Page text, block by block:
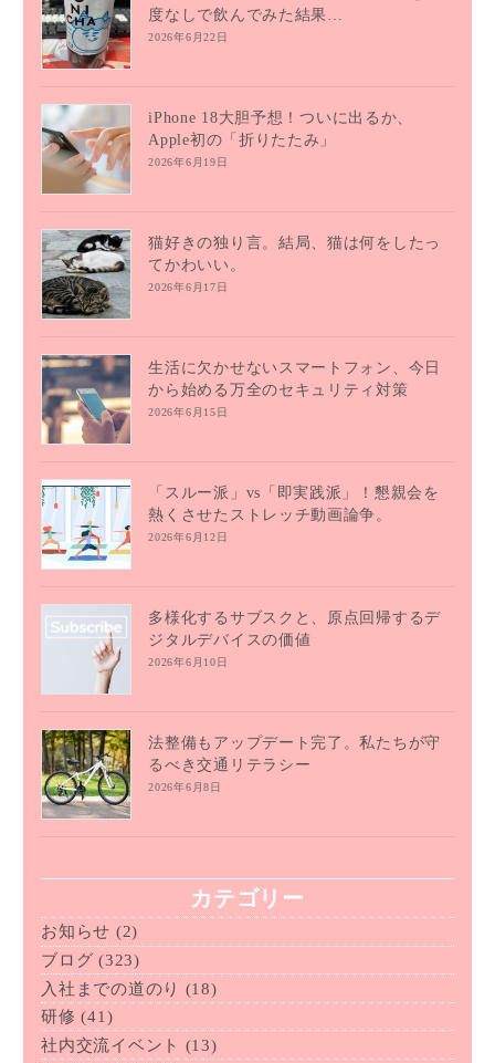
度なしで飲んでみた結果…
2026年6月22日
iPhone 18大胆予想！ついに出るか、
Apple初の「折りたたみ」
2026年6月19日
猫好きの独り言。結局、猫は何をしたっ
てかわいい。
2026年6月17日
生活に欠かせないスマートフォン、今日
から始める万全のセキュリティ対策
2026年6月15日
「スルー派」vs「即実践派」！懇親会を
熱くさせたストレッチ動画論争。
2026年6月12日
多様化するサブスクと、原点回帰するデ
ジタルデバイスの価値
2026年6月10日
法整備もアップデート完了。私たちが守
るべき交通リテラシー
2026年6月8日
カテゴリー
お知らせ (2)
ブログ (323)
入社までの道のり (18)
研修 (41)
社内交流イベント (13)